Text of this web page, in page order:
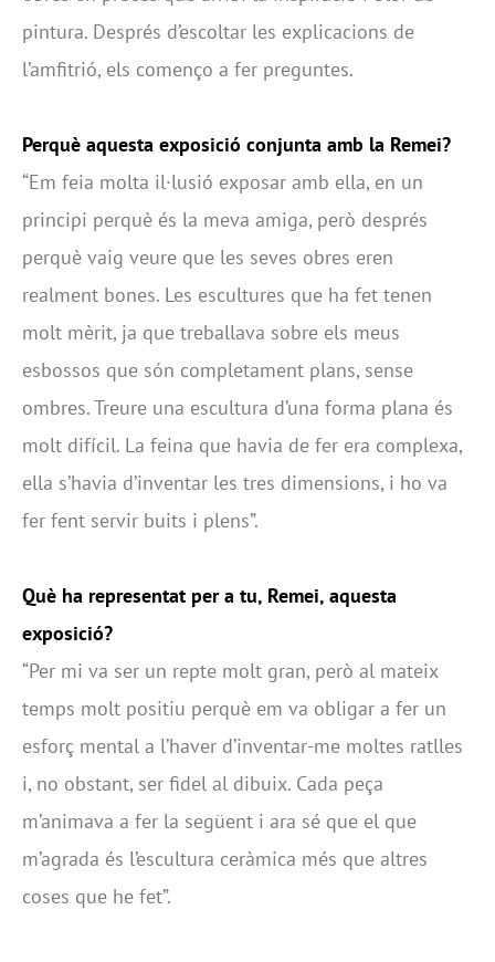
pintura. Després d’escoltar les explicacions de
l’amfitrió, els començo a fer preguntes.
Perquè aquesta exposició conjunta amb la Remei?
“Em feia molta il·lusió exposar amb ella, en un
principi perquè és la meva amiga, però després
perquè vaig veure que les seves obres eren
realment bones. Les escultures que ha fet tenen
molt mèrit, ja que treballava sobre els meus
esbossos que són completament plans, sense
ombres. Treure una escultura d’una forma plana és
molt difícil. La feina que havia de fer era complexa,
ella s’havia d’inventar les tres dimensions, i ho va
fer fent servir buits i plens”.
Què ha representat per a tu, Remei, aquesta
exposició?
“Per mi va ser un repte molt gran, però al mateix
temps molt positiu perquè em va obligar a fer un
esforç mental a l’haver d’inventar-me moltes ratlles
i, no obstant, ser fidel al dibuix. Cada peça
m’animava a fer la següent i ara sé que el que
m’agrada és l’escultura ceràmica més que altres
coses que he fet”.